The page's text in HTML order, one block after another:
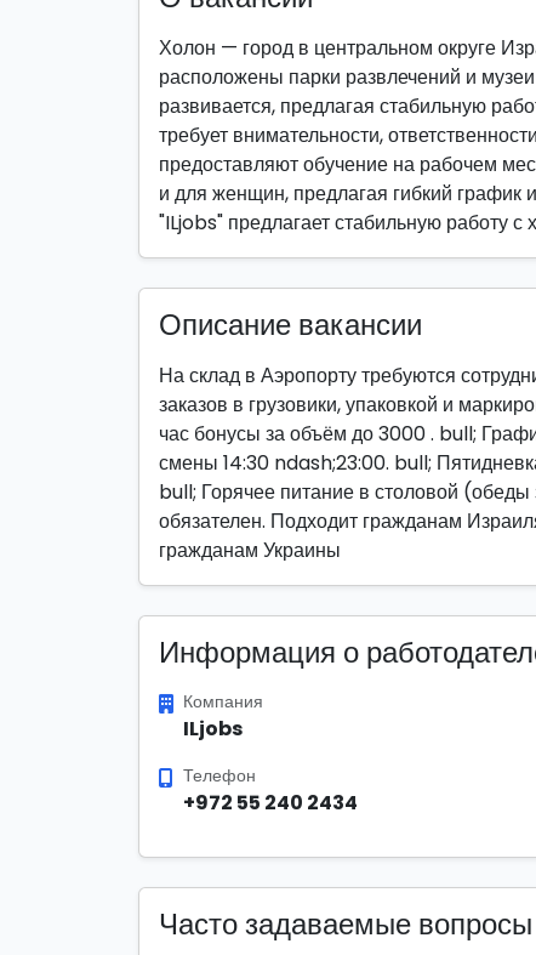
Холон — город в центральном округе
расположены парки развлечений и
развивается, предлагая стабильную
требует внимательности,
предоставляют обучение на рабочем
и для женщин, предлагая гибкий график
"ILjobs" предлагает стабильную работу
Описание вакансии
На склад в Аэропорту требуются
заказов в грузовики, упаковкой и
час бонусы за объём до 3000 . bull;
смены 14:30 ndash;23:00. bull;
bull; Горячее питание в столовой
обязателен. Подходит гражданам
гражданам Украины
Информация о
Компания
ILjobs
Телефон
+972 55 240 2434
Часто задаваемые вопросы